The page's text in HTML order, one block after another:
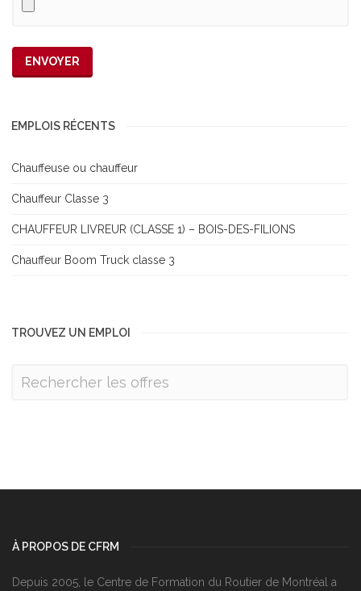
EMPLOIS RÉCENTS
Chauffeuse ou chauffeur
Chauffeur Classe 3
CHAUFFEUR LIVREUR (CLASSE 1) – BOIS-DES-FILIONS
Chauffeur Boom Truck classe 3
TROUVEZ UN EMPLOI
À PROPOS DE CFRM
Depuis 2005, le Centre de Formation du Routier de Montréal a